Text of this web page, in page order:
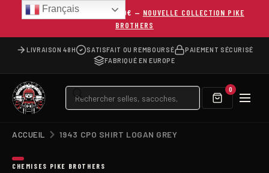
LIVRAISON OFFERTE DÈS 150€ — NOUVELLE COLLECTION PIKE
BROTHERS
LIVRAISON 48H SATISFAIT OU REMBOURSÉ
PAIEMENT SÉCURISÉ
FABRIQUÉ EN EUROPE
Recherche
produits
0
ACCUEIL 1943 CPO SHIRT LOGAN GREY
CHEMISES PIKE BROTHERS
Français